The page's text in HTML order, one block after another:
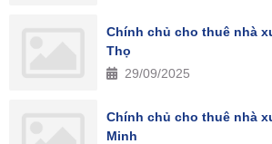
Chính chủ cho thuê nhà
Thọ
29/09/2025
Chính chủ cho thuê nhà
Minh